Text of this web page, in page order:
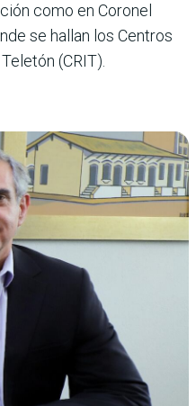
como en Coronel
se hallan los Centros
(CRIT).